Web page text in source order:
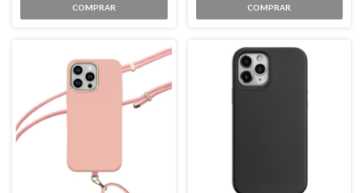
COMPRAR COMPRAR